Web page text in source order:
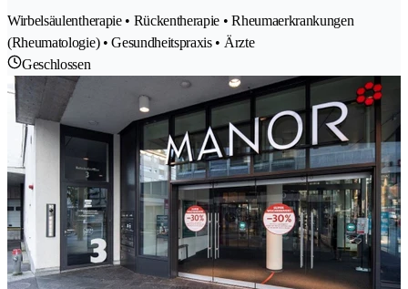
Wirbelsäulentherapie • Rückentherapie • Rheumaerkrankungen
(Rheumatologie) • Gesundheitspraxis • Ärzte
Geschlossen